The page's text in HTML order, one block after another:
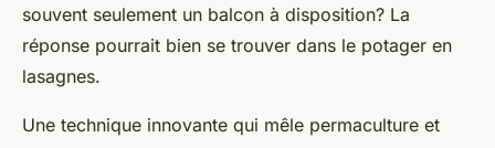
Mya• 5 juin 2024•6 min de lecture
souvent seulement un balcon à disposition? La
réponse pourrait bien se trouver dans le potager en
lasagnes.
Une technique innovante qui mêle permaculture et